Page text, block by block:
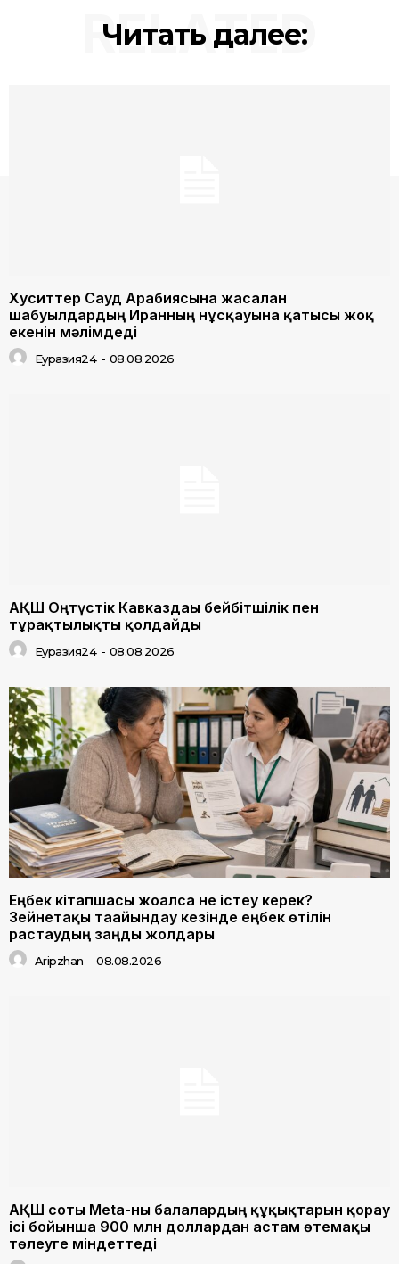
Читать далее:
RELATED
Хуситтер Сауд Арабиясына жасалған
шабуылдардың Иранның нұсқауына қатысы жоқ
екенін мәлімдеді
Еуразия24 - 08.08.2026
АҚШ Оңтүстік Кавказдағы бейбітшілік пен
тұрақтылықты қолдайды
Еуразия24 - 08.08.2026
Еңбек кітапшасы жоғалса не істеу керек?
Зейнетақы тағайындау кезінде еңбек өтілін
растаудың заңды жолдары
Aripzhan - 08.08.2026
АҚШ соты Meta-ны балалардың құқықтарын қорғау
ісі бойынша 900 млн доллардан астам өтемақы
төлеуге міндеттеді